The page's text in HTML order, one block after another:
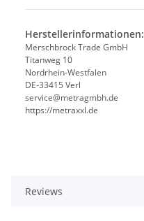
Herstellerinformationen:
Merschbrock Trade GmbH
Titanweg 10
Nordrhein-Westfalen
DE-33415 Verl
service@metragmbh.de
https://metraxxl.de
Reviews